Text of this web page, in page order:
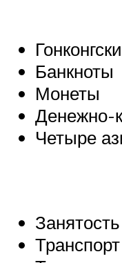
Банкноты
Монеты
Денежно-
Четыре
Занятость
Транспорт